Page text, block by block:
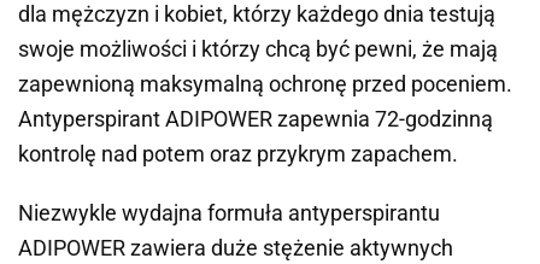
dla mężczyzn i kobiet, którzy każdego dnia testują
swoje możliwości i którzy chcą być pewni, że mają
zapewnioną maksymalną ochronę przed poceniem.
Antyperspirant ADIPOWER zapewnia 72-godzinną
kontrolę nad potem oraz przykrym zapachem.
Niezwykle wydajna formuła antyperspirantu
ADIPOWER zawiera duże stężenie aktywnych